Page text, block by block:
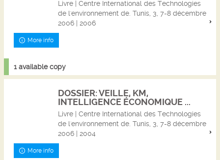
Livre | Centre International des Technologies
de l'environnement de. Tunis, 3, 7-8 décembre
2006 | 2006
More info
1 available copy
DOSSIER: VEILLE, KM,
INTELLIGENCE ÉCONOMIQUE ...
Livre | Centre International des Technologies
de l'environnement de. Tunis, 3, 7-8 décembre
2006 | 2004
More info